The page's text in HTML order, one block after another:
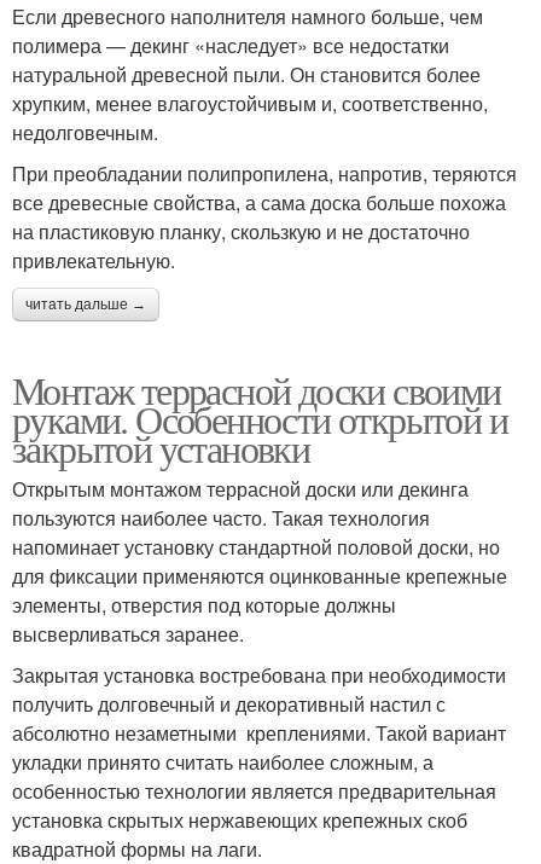
Если древесного наполнителя намного больше, чем
полимера — декинг «наследует» все недостатки
натуральной древесной пыли. Он становится более
хрупким, менее влагоустойчивым и, соответственно,
недолговечным.
При преобладании полипропилена, напротив, теряются
все древесные свойства, а сама доска больше похожа
на пластиковую планку, скользкую и не достаточно
привлекательную.
читать дальше →
Монтаж террасной доски своими
руками. Особенности открытой и
закрытой установки
Открытым монтажом террасной доски или декинга
пользуются наиболее часто. Такая технология
напоминает установку стандартной половой доски, но
для фиксации применяются оцинкованные крепежные
элементы, отверстия под которые должны
высверливаться заранее.
Закрытая установка востребована при необходимости
получить долговечный и декоративный настил с
абсолютно незаметными креплениями. Такой вариант
укладки принято считать наиболее сложным, а
особенностью технологии является предварительная
установка скрытых нержавеющих крепежных скоб
квадратной формы на лаги.